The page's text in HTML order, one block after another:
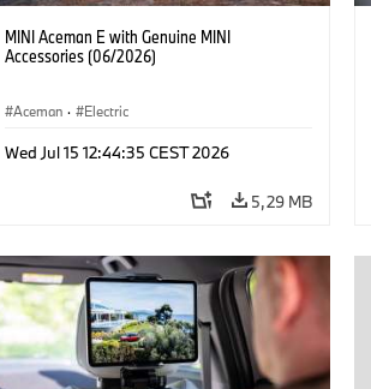
MINI Aceman E with Genuine MINI
Accessories (06/2026)
Aceman · Electric
Wed Jul 15 12:44:35 CEST 2026
5,29 MB